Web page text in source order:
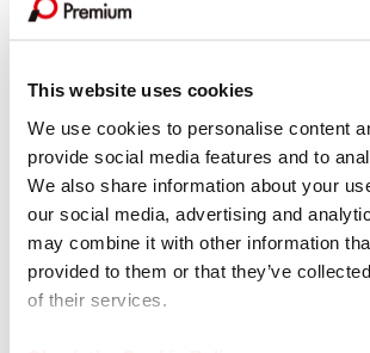
This website uses cookies
We use cookies to personalise content
provide social media features and to
We also share information about your
our social media, advertising and
may combine it with other information
provided to them or that they’ve
of their services.
2026.06.16 その他
社代...
2026.06.15 プレスリリース
女子プロゴルファー福田萌維選手、ステッ
ーで悲願のプロ初優勝を達成！
2026.06.11 プレスリリース
【カープレミア×ポケットカード】オート